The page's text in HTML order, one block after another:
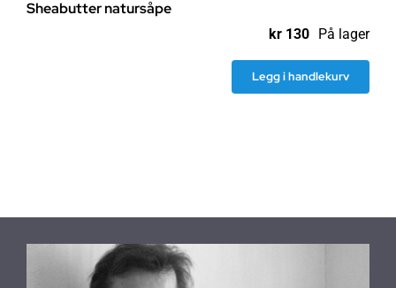
Sheabutter natursåpe
kr 130 På lager
Legg i handlekurv